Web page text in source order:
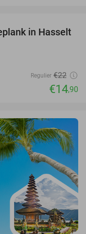
32%
in Hasselt
Regulier €22
€14,90